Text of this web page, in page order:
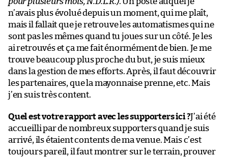
n’avais plus évolué depuis un moment, qui me plaît,
mais il fallait que je retrouve les automatismes qui ne
sont pas les mêmes quand tu joues sur un côté. Je les
ai retrouvés et ça me fait énormément de bien. Je me
trouve beaucoup plus proche du but, je suis mieux
dans la gestion de mes efforts. Après, il faut découvrir
les partenaires, que la mayonnaise prenne, etc. Mais
j’en suis très content.
Quel est votre rapport avec les supporters ici ?J’ai été
accueilli par de nombreux supporters quand je suis
arrivé, ils étaient contents de ma venue. Mais c’est
toujours pareil, il faut montrer sur le terrain, prouver